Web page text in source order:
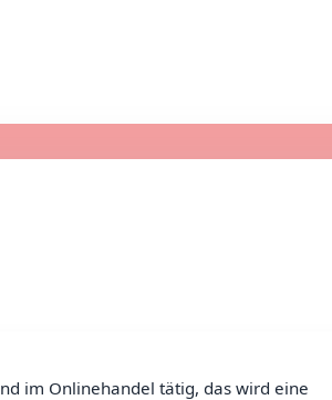
im Onlinehandel tätig, das wird eine